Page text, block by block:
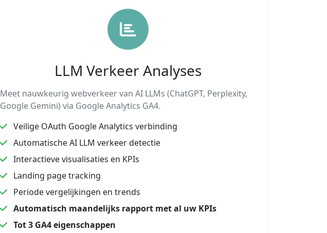
LLM Verkeer Analyses
Meet nauwkeurig webverkeer van AI LLMs (ChatGPT, Perplexity,
Google Gemini) via Google Analytics GA4.
Veilige OAuth Google Analytics verbinding
Automatische AI LLM verkeer detectie
Interactieve visualisaties en KPIs
Landing page tracking
Periode vergelijkingen en trends
Automatisch maandelijks rapport met al uw KPIs
Tot 3 GA4 eigenschappen